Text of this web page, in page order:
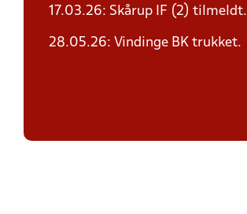
17.03.26: Skårup IF (2) tilmeldt.
28.05.26: Vindinge BK trukket.